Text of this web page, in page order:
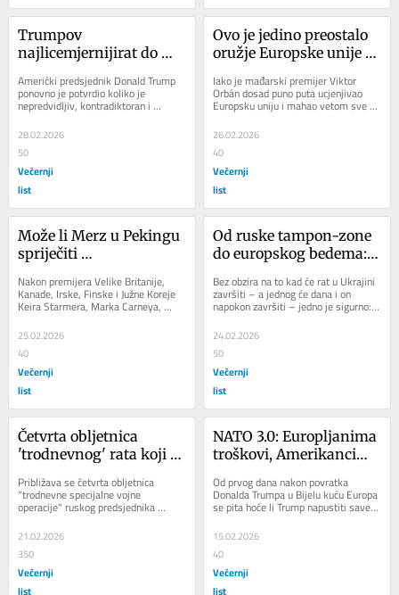
Trumpov
najlicemjernijirat do
Američki predsjednik Donald Trump
ponovno je potvrdio koliko je
nepredvidljiv, kontradiktoran i
opasan. Iako je američka vojna akcija
protiv Irana...
28.02.2026
50
Večernji
list
Ovo je jedino preostalo
oružje Europske unije
Iako je mađarski premijer Viktor
Orbán dosad puno puta ucjenjivao
Europsku uniju i mahao vetom sve
dok ne bi ostvario svoje ciljeve,
mnogi na...
26.02.2026
40
Večernji
list
Može li Merz u Pekingu
spriječiti
Njemačke?
Nakon premijera Velike Britanije,
Kanade, Irske, Finske i Južne Koreje
Keira Starmera, Marka Carneya,
Micheala Martina, Petterija Orpa i
Lee Jae...
25.02.2026
40
Večernji
list
Od ruske tampon-zone
do europskog bedema:
trajno izgubljena
Bez obzira na to kad će rat u Ukrajini
završiti – a jednog će dana i on
napokon završiti – jedno je sigurno:
Ukrajina je za Putinovu Rusiju...
24.02.2026
50
Večernji
list
Četvrta obljetnica
'trodnevnog' rata koji
dobiti, ali ga Putinova
Rusija ne smije izgubiti
Približava se četvrta obljetnica
"trodnevne specijalne vojne
operacije" ruskog predsjednika
Vladimira Putina u Ukrajini i vrijeme
je za...
21.02.2026
350
Večernji
list
NATO 3.0: Europljanima
troškovi, Amerikancima
Od prvog dana nakon povratka
Donalda Trumpa u Bijelu kuću Europa
se pita hoće li Trump napustiti savez
što su ga Amerikanci prije skoro
osam...
15.02.2026
40
Večernji
list